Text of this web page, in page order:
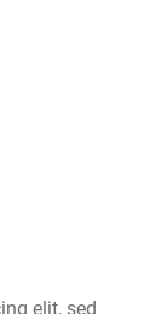
elit, sed